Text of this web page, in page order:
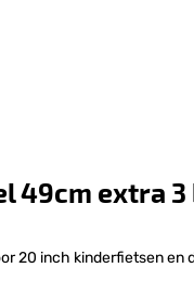
49cm extra
20 inch kinderfietsen en